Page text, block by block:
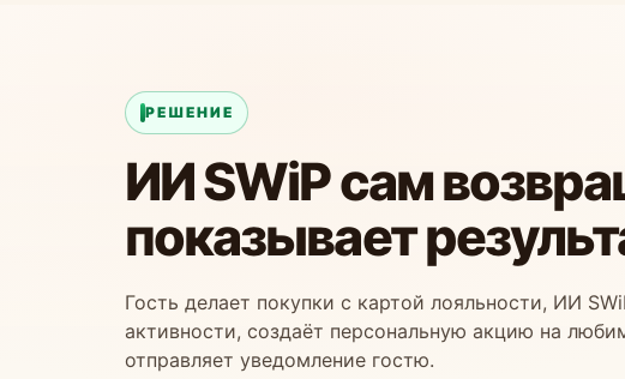
РЕШЕНИЕ
ИИ SWiP сам
показывает
Гость делает покупки с картой лояльности, ИИ
активности, создаёт персональную акцию на
отправляет уведомление гостю.